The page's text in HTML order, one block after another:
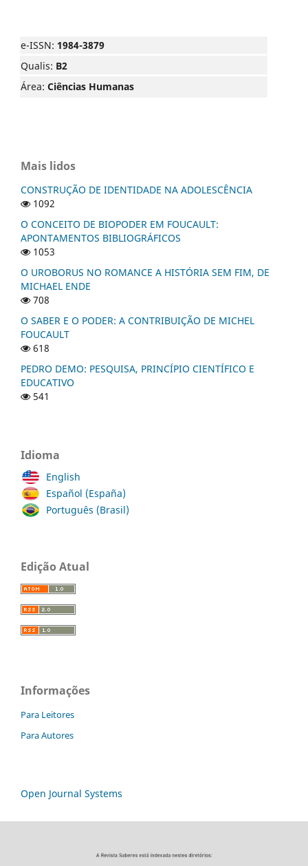
e-ISSN: 1984-3879
Qualis: B2
Área: Ciências Humanas
Mais lidos
CONSTRUÇÃO DE IDENTIDADE NA ADOLESCÊNCIA
1092
O CONCEITO DE BIOPODER EM FOUCAULT:
APONTAMENTOS BIBLIOGRÁFICOS
1053
O UROBORUS NO ROMANCE A HISTÓRIA SEM FIM, DE
MICHAEL ENDE
708
O SABER E O PODER: A CONTRIBUIÇÃO DE MICHEL
FOUCAULT
618
PEDRO DEMO: PESQUISA, PRINCÍPIO CIENTÍFICO E
EDUCATIVO
541
Idioma
English
Español (España)
Português (Brasil)
Edição Atual
Informações
Para Leitores
Para Autores
Open Journal Systems